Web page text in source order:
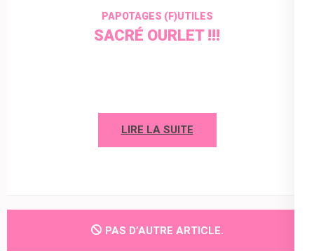
PAPOTAGES (F)UTILES
SACRÉ OURLET !!!
LIRE LA SUITE
PAS D’AUTRE ARTICLE.